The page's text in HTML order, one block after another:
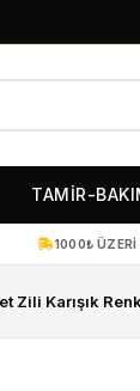
TAMİR-
1000₺ ÜZERI
Zili Karışık